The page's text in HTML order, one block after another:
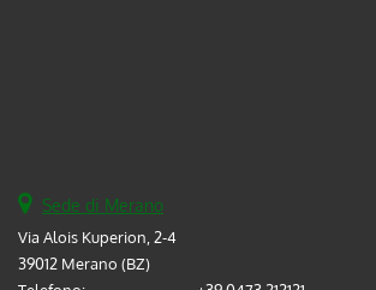
Sede di Merano
Via Alois Kuperion, 2-4
39012 Merano (BZ)